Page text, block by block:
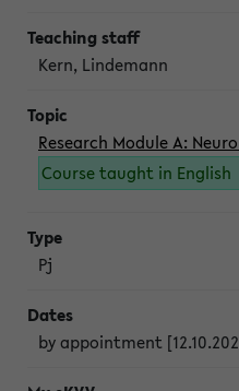
Kern, Lindemann
Research Module A:
Course taught in English
Pj
by appointment